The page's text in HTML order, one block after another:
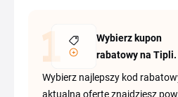
Wybierz kupon
rabatowy na Tipli.
Wybierz najlepszy kod
aktualną ofertę znajdziesz